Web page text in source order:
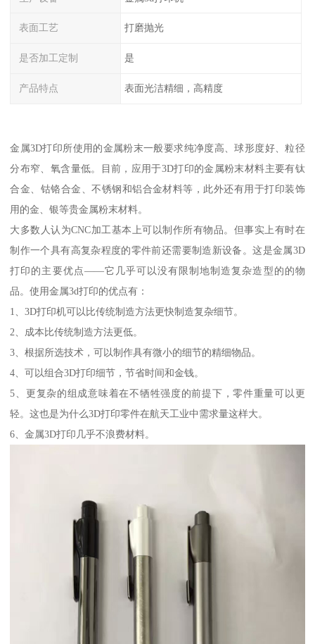
表面工艺 打磨抛光
是否加工定制 是
产品特点 表面光洁精细，高精度
金属3D打印所使用的金属粉末一般要求纯净度高、球形度好、粒径
分布窄、氧含量低。目前，应用于3D打印的金属粉末材料主要有钛
合金、钴铬合金、不锈钢和铝合金材料等，此外还有用于打印装饰
用的金、银等贵金属粉末材料。
大多数人认为CNC加工基本上可以制作所有物品。但事实上有时在
制作一个具有高复杂程度的零件前还需要制造新设备。这是金属3D
打印的主要优点——它几乎可以没有限制地制造复杂造型的的物
品。使用金属3d打印的优点有：
1、3D打印机可以比传统制造方法更快制造复杂细节。
2、成本比传统制造方法更低。
3、根据所选技术，可以制作具有微小的细节的精细物品。
4、可以组合3D打印细节，节省时间和金钱。
5、更复杂的组成意味着在不牺牲强度的前提下，零件重量可以更
轻。这也是为什么3D打印零件在航天工业中需求量这样大。
6、金属3D打印几乎不浪费材料。